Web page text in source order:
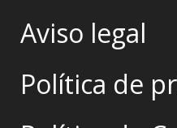
Aviso legal
Política de